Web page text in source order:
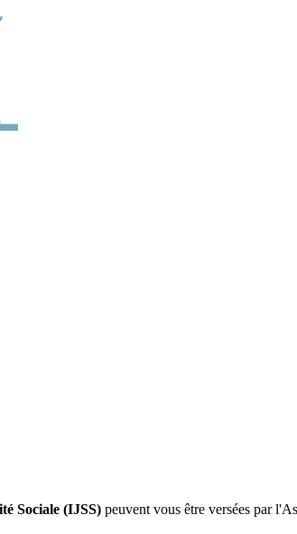
Sociale (IJSS) peuvent vous être versées par